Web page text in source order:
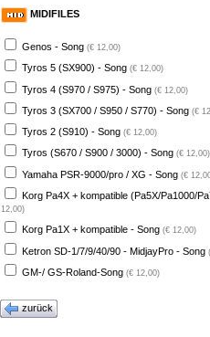
MIDIFILES
Genos - Song (€ 12,00)
Tyros 5 (SX900) - Song (€ 12,00)
Tyros 4 (S970 / S975) - Song (€ 12,00)
Tyros 3 (SX700 / S950 / S770) - Song (€
Tyros 2 (S910) - Song (€ 12,00)
Tyros (S670 / S900 / 3000) - Song (€ 12,00)
Yamaha PSR-9000/pro / XG - Song (€
Korg Pa4X + kompatible (Pa5X/Pa1000/
12,00)
Korg Pa1X + kompatible - Song (€ 12,00)
Ketron SD-1/7/9/40/90 - MidjayPro - Song
GM-/ GS-Roland-Song (€ 12,00)
zurück